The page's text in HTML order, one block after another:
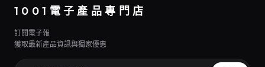
1001電子產品專門店
訂閱電子報
獲取最新產品資訊與獨家優惠